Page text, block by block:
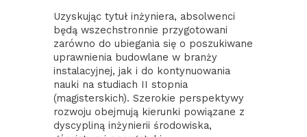
Uzyskując tytuł inżyniera, absolwenci
będą wszechstronnie przygotowani
zarówno do ubiegania się o poszukiwane
uprawnienia budowlane w branży
instalacyjnej, jak i do kontynuowania
nauki na studiach II stopnia
(magisterskich). Szerokie perspektywy
rozwoju obejmują kierunki powiązane z
dyscypliną inżynierii środowiska,